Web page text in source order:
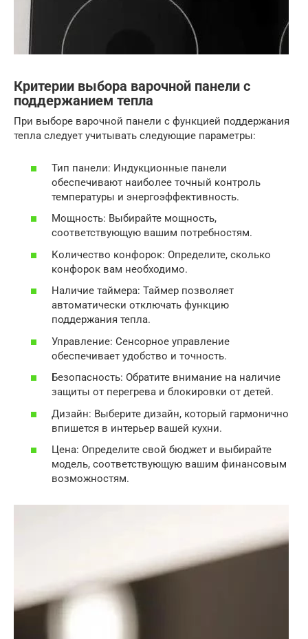
Критерии выбора варочной панели с
поддержанием тепла
При выборе варочной панели с функцией поддержания
тепла следует учитывать следующие параметры:
Тип панели: Индукционные панели
обеспечивают наиболее точный контроль
температуры и энергоэффективность.
Мощность: Выбирайте мощность,
соответствующую вашим потребностям.
Количество конфорок: Определите, сколько
конфорок вам необходимо.
Наличие таймера: Таймер позволяет
автоматически отключать функцию
поддержания тепла.
Управление: Сенсорное управление
обеспечивает удобство и точность.
Безопасность: Обратите внимание на наличие
защиты от перегрева и блокировки от детей.
Дизайн: Выберите дизайн, который гармонично
впишется в интерьер вашей кухни.
Цена: Определите свой бюджет и выбирайте
модель, соответствующую вашим финансовым
возможностям.